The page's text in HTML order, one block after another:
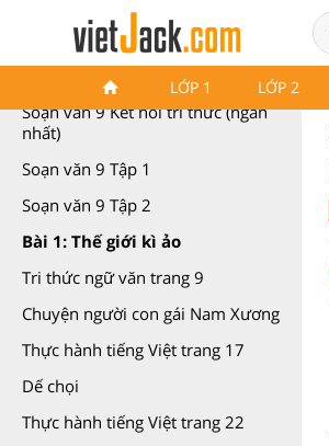
LỚP 1 LỚP 2
Soạn văn 9 Kết nối tri thức
Soạn văn 9 Kết nối tri thức (ngắn
nhất)
Soạn văn 9 Tập 1
Soạn văn 9 Tập 2
Bài 1: Thế giới kì ảo
Tri thức ngữ văn trang 9
Chuyện người con gái Nam Xương
Thực hành tiếng Việt trang 17
Dế chọi
Thực hành tiếng Việt trang 22